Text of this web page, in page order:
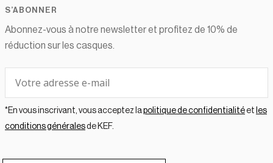
S’ABONNER
Abonnez-vous à notre newsletter et profitez de 10% de
réduction sur les casques.
*En vous inscrivant, vous acceptez lapolitique de confidentialitéet les
conditions généralesde KEF.